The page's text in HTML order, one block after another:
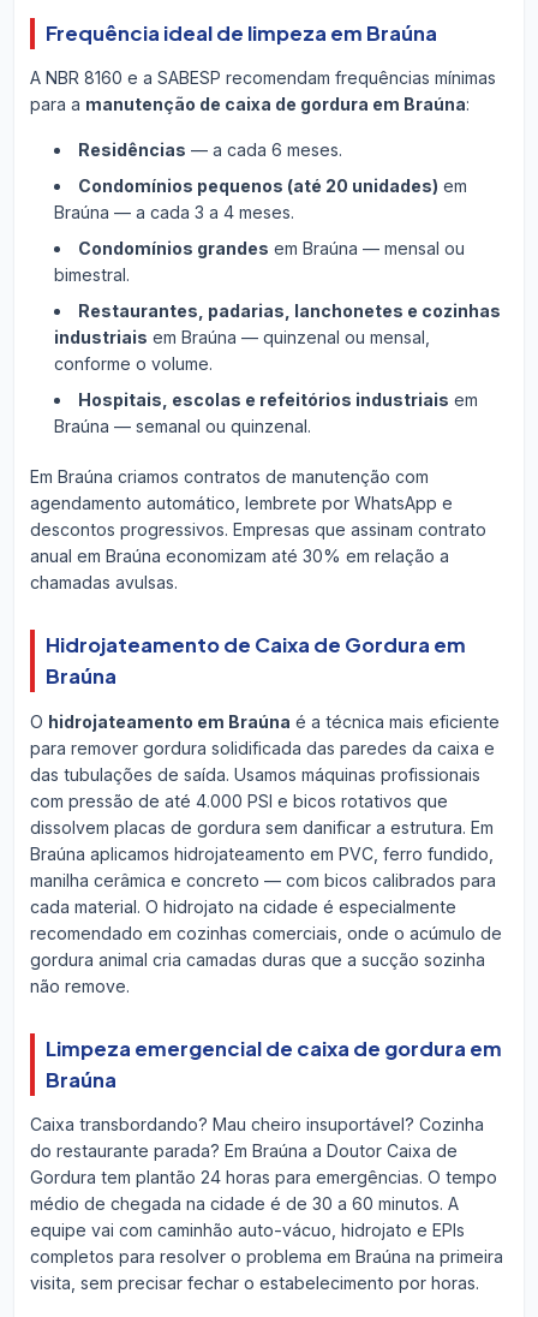
Frequência ideal de limpeza em Braúna
A NBR 8160 e a SABESP recomendam frequências mínimas
para a manutenção de caixa de gordura em Braúna:
Residências — a cada 6 meses.
Condomínios pequenos (até 20 unidades) em
Braúna — a cada 3 a 4 meses.
Condomínios grandes em Braúna — mensal ou
bimestral.
Restaurantes, padarias, lanchonetes e cozinhas
industriais em Braúna — quinzenal ou mensal,
conforme o volume.
Hospitais, escolas e refeitórios industriais em
Braúna — semanal ou quinzenal.
Em Braúna criamos contratos de manutenção com
agendamento automático, lembrete por WhatsApp e
descontos progressivos. Empresas que assinam contrato
anual em Braúna economizam até 30% em relação a
chamadas avulsas.
Hidrojateamento de Caixa de Gordura em
Braúna
O hidrojateamento em Braúna é a técnica mais eficiente
para remover gordura solidificada das paredes da caixa e
das tubulações de saída. Usamos máquinas profissionais
com pressão de até 4.000 PSI e bicos rotativos que
dissolvem placas de gordura sem danificar a estrutura. Em
Braúna aplicamos hidrojateamento em PVC, ferro fundido,
manilha cerâmica e concreto — com bicos calibrados para
cada material. O hidrojato na cidade é especialmente
recomendado em cozinhas comerciais, onde o acúmulo de
gordura animal cria camadas duras que a sucção sozinha
não remove.
Limpeza emergencial de caixa de gordura em
Braúna
Caixa transbordando? Mau cheiro insuportável? Cozinha
do restaurante parada? Em Braúna a Doutor Caixa de
Gordura tem plantão 24 horas para emergências. O tempo
médio de chegada na cidade é de 30 a 60 minutos. A
equipe vai com caminhão auto-vácuo, hidrojato e EPIs
completos para resolver o problema em Braúna na primeira
visita, sem precisar fechar o estabelecimento por horas.